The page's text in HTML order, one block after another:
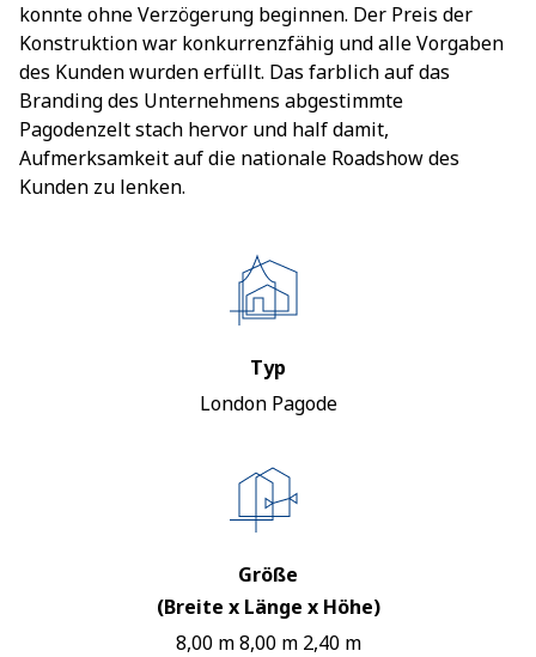
konnte ohne Verzögerung beginnen. Der Preis der
Konstruktion war konkurrenzfähig und alle Vorgaben
des Kunden wurden erfüllt. Das farblich auf das
Branding des Unternehmens abgestimmte
Pagodenzelt stach hervor und half damit,
Aufmerksamkeit auf die nationale Roadshow des
Kunden zu lenken.
Typ
London Pagode
Größe
(Breite x Länge x Höhe)
8,00 m 8,00 m 2,40 m